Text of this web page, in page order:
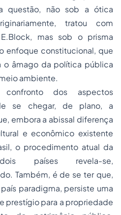
questão, não sob a ótica
tratou com
mas sob o prisma
enfoque constitucional, que
o âmago da política pública
ambiente.
dos aspectos
se chegar, de plano, a
embora a abissal diferença
e econômico existente
o procedimento atual da
países revela-se,
Também, é de se ter que,
paradigma, persiste uma
prestígio para a propriedade